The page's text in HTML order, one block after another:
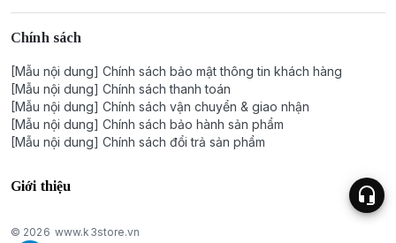
Chính sách
[Mẫu nội dung] Chính sách bảo mật thông tin khách hàng
[Mẫu nội dung] Chính sách thanh toán
[Mẫu nội dung] Chính sách vận chuyển & giao nhận
[Mẫu nội dung] Chính sách bảo hành sản phẩm
[Mẫu nội dung] Chính sách đổi trả sản phẩm
Giới thiệu
© 2026 www.k3store.vn